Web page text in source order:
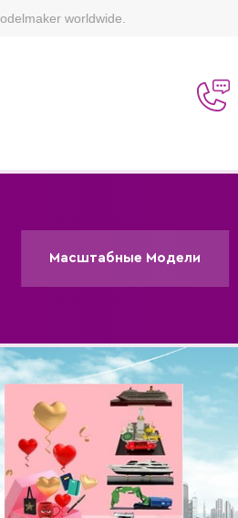
Масштабные Модели